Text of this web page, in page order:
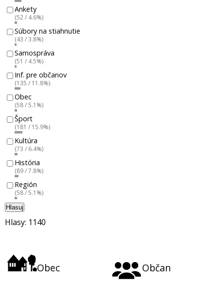
Ankety
(52 / 4.6%)
Súbory na stiahnutie
(43 / 3.8%)
Samospráva
(51 / 4.5%)
Inf. pre občanov
(135 / 11.8%)
Obec
(58 / 5.1%)
Šport
(181 / 15.9%)
Kultúra
(73 / 6.4%)
História
(89 / 7.8%)
Región
(58 / 5.1%)
Hlasuj
Hlasy: 1140
Obec Občan